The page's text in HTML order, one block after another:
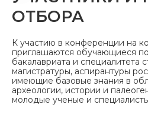
ОТБОРА
К участию в конференции на
приглашаются обучающиеся
бакалавриата и специалитета
магистратуры, аспирантуры
имеющие базовые знания в
археологии, истории и
молодые ученые и